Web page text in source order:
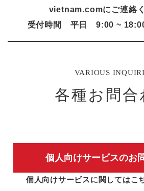
vietnam.comにご連絡く
受付時間 平日 9:00 ~
VARIOUS
各種お問合
個人向けサービスのお
個人向けサービスに関してはこ